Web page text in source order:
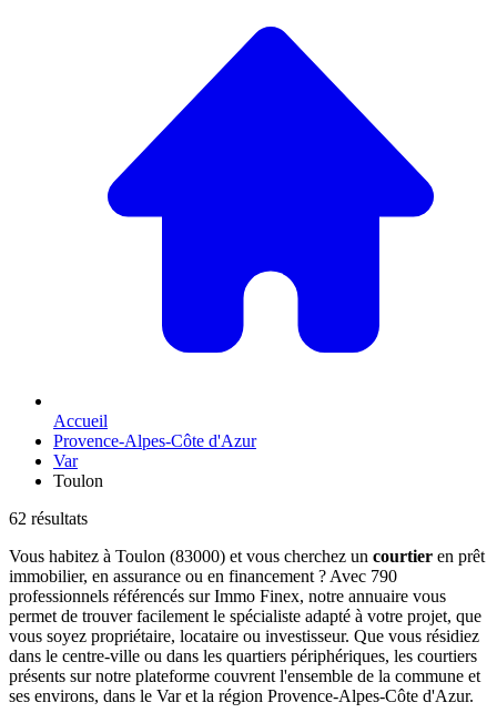
Accueil
Provence-Alpes-Côte d'Azur
Var
Toulon
62 résultats
Vous habitez à Toulon (83000) et vous cherchez un courtier en prêt
immobilier, en assurance ou en financement ? Avec 790
professionnels référencés sur Immo Finex, notre annuaire vous
permet de trouver facilement le spécialiste adapté à votre projet, que
vous soyez propriétaire, locataire ou investisseur. Que vous résidiez
dans le centre-ville ou dans les quartiers périphériques, les courtiers
présents sur notre plateforme couvrent l'ensemble de la commune et
ses environs, dans le Var et la région Provence-Alpes-Côte d'Azur.